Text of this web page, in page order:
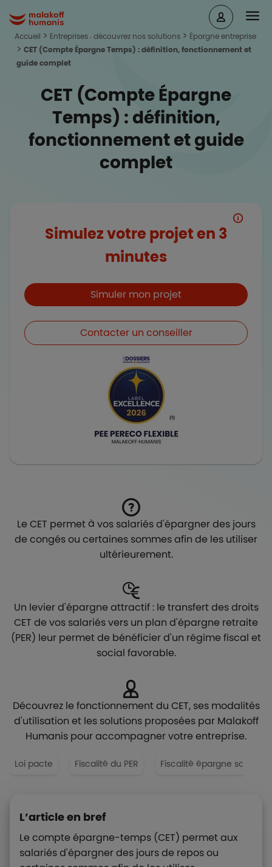
Malakoff Humanis Accueil
Accueil Entreprises : découvrez nos solutions
Épargne entreprise
CET (Compte Épargne Temps) : définition, fonctionnement et
guide complet
CET (Compte Épargne
Temps) : définition,
fonctionnement et guide
complet
Simulez votre projet en 3
minutes
Boutons et liensSimuler mon projet
Contacter un conseiller
Le CET permet à vos salariés d'épargner des jours
de congés ou certaines sommes afin de les utiliser
ultérieurement.
Un levier d'épargne attractif : le transfert des droits
CET de vos salariés vers un plan d'épargne retraite
(PER) leur permet de bénéficier d'un régime fiscal et
social favorable.
Découvrez le fonctionnement du CET, ses modalités
d'utilisation et les solutions proposées par Malakoff
Humanis pour accompagner votre entreprise.
Loi pacte Fiscalité du PER Fiscalité épargne salariale
L’article en bref
Le compte épargne-temps (CET) permet aux
salariés d'épargner des jours de repos ou